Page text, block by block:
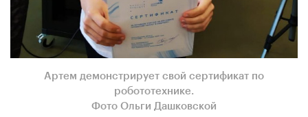
Артем демонстрирует свой сертификат по
робототехнике.
Фото Ольги Дашковской